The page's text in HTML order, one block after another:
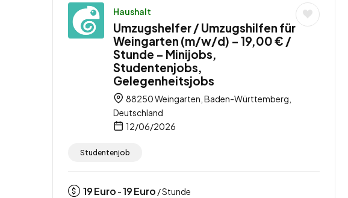
Haushalt
Umzugshelfer / Umzugshilfen für
Weingarten (m/w/d) – 19,00 € /
Stunde – Minijobs,
Studentenjobs,
Gelegenheitsjobs
88250 Weingarten, Baden-Württemberg,
Deutschland
12/06/2026
Studentenjob
19Euro -19Euro / Stunde